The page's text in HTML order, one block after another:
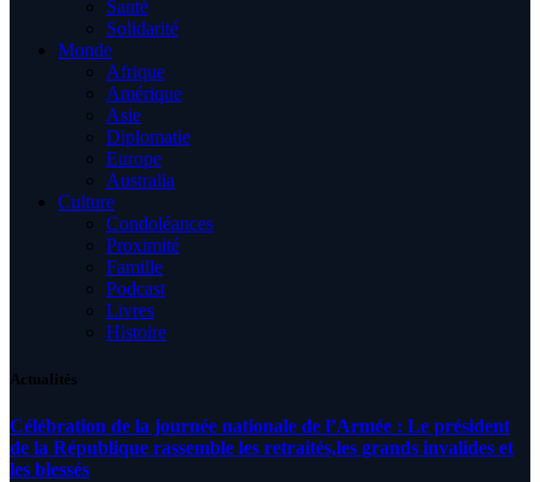
Santé
Solidarité
Monde
Afrique
Amérique
Asie
Diplomatie
Europe
Australia
Culture
Condoléances
Proximité
Famille
Podcast
Livres
Histoire
Actualités
Célébration de la journée nationale de l’Armée : Le président
de la République rassemble les retraités,les grands invalides et
les blessés